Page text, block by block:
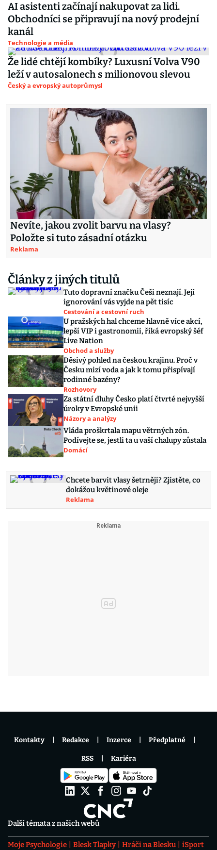
AI asistenti začínají nakupovat za lidi.
Obchodníci se připravují na nový prodejní
kanál
Technologie a média
Že lidé chtějí kombíky? Luxusní Volva V90
leží v autosalonech s milionovou slevou
Český a evropský autoprůmysl
Nevíte, jakou zvolit barvu na vlasy?
Položte si tuto zásadní otázku
Reklama
Články z jiných titulů
Tuto dopravní značku Češi neznají. Její
ignorování vás vyjde na pět tisíc
Cestování a cestovní ruch
U pražských hal chceme hlavně více akcí,
lepší VIP i gastronomii, říká evropský šéf
Live Nation
Obchod a služby
Děsivý pohled na českou krajinu. Proč v
Česku mizí voda a jak k tomu přispívají
rodinné bazény?
Rozhovory
Za státní dluhy Česko platí čtvrté nejvyšší
úroky v Evropské unii
Názory a analýzy
Vláda proškrtala mapu větrných zón.
Podívejte se, jestli ta u vaší chalupy zůstala
Domácí
Chcete barvit vlasy šetrněji? Zjistěte, co
dokážou květinové oleje
Reklama
Další témata z našich webů
Moje Psychologie Blesk Tlapky Hráči na Blesku
iSport
Kontakty Redakce Inzerce Předplatné
RSS Kariéra